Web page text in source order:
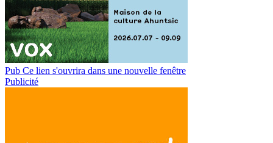
Pub Ce lien s'ouvrira dans une nouvelle fenêtre
Publicité